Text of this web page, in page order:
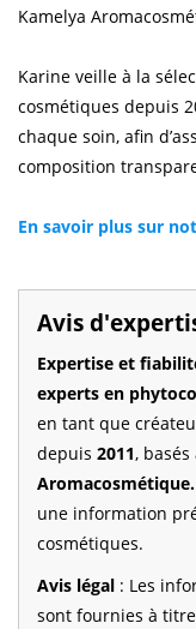
Kamelya
Karine veille à la
cosmétiques depuis
chaque soin, afin
composition
En savoir plus sur
Avis
Expertise et
experts en
en tant que
depuis 2011, basés
Aromacosmétique.
une information
cosmétiques.
Avis légal : Les
sont fournies à